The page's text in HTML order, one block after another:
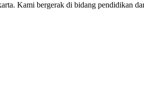
Kami bergerak di bidang pendidikan